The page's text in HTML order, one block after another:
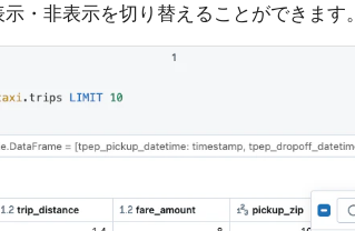
・非表示を切り替えることができます。